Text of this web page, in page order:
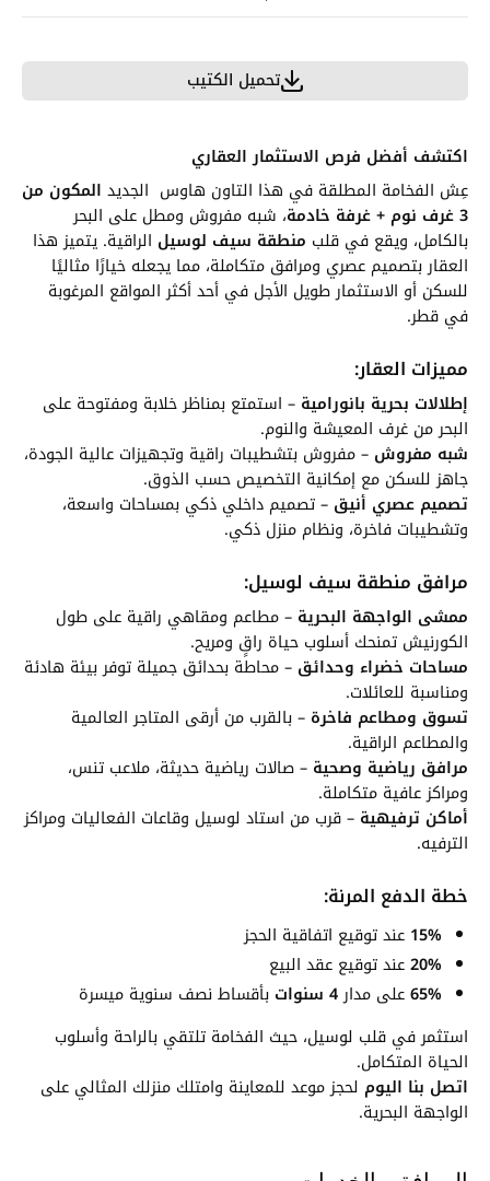
تحميل الكتيب
اكتشف أفضل فرص الاستثمار العقاري
عِش الفخامة المطلقة في هذا التاون هاوس الجديد المكون من
3 غرف نوم + غرفة خادمة
، شبه مفروش ومطل على البحر
بالكامل، ويقع في قلب منطقة سيف لوسيل الراقية. يتميز هذا
العقار بتصميم عصري ومرافق متكاملة، مما يجعله خيارًا مثاليًا
للسكن أو الاستثمار طويل الأجل في أحد أكثر المواقع المرغوبة
في قطر.
مميزات العقار:
إطلالات بحرية بانورامية – استمتع بمناظر خلابة ومفتوحة على
البحر من غرف المعيشة والنوم.
شبه مفروش – مفروش بتشطيبات راقية وتجهيزات عالية الجودة،
جاهز للسكن مع إمكانية التخصيص حسب الذوق.
تصميم عصري أنيق – تصميم داخلي ذكي بمساحات واسعة،
وتشطيبات فاخرة، ونظام منزل ذكي.
مرافق منطقة سيف لوسيل:
ممشى الواجهة البحرية – مطاعم ومقاهي راقية على طول
الكورنيش تمنحك أسلوب حياة راقٍ ومريح.
مساحات خضراء وحدائق – محاطة بحدائق جميلة توفر بيئة هادئة
ومناسبة للعائلات.
تسوق ومطاعم فاخرة – بالقرب من أرقى المتاجر العالمية
والمطاعم الراقية.
مرافق رياضية وصحية – صالات رياضية حديثة، ملاعب تنس،
ومراكز عافية متكاملة.
أماكن ترفيهية – قرب من استاد لوسيل وقاعات الفعاليات ومراكز
الترفيه.
خطة الدفع المرنة:
15% عند توقيع اتفاقية الحجز
20%عند توقيع عقد البيع
65%على مدار4 سنوات
بأقساط نصف سنوية ميسرة
استثمر في قلب لوسيل، حيث الفخامة تلتقي بالراحة وأسلوب
الحياة المتكامل.
اتصل بنا اليوم لحجز موعد للمعاينة وامتلك منزلك المثالي على
الواجهة البحرية.